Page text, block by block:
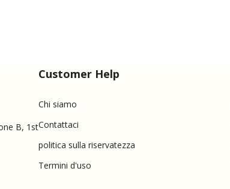
B, 1st
Customer Help
Chi siamo
Contattaci
politica sulla riservatezza
Termini d'uso